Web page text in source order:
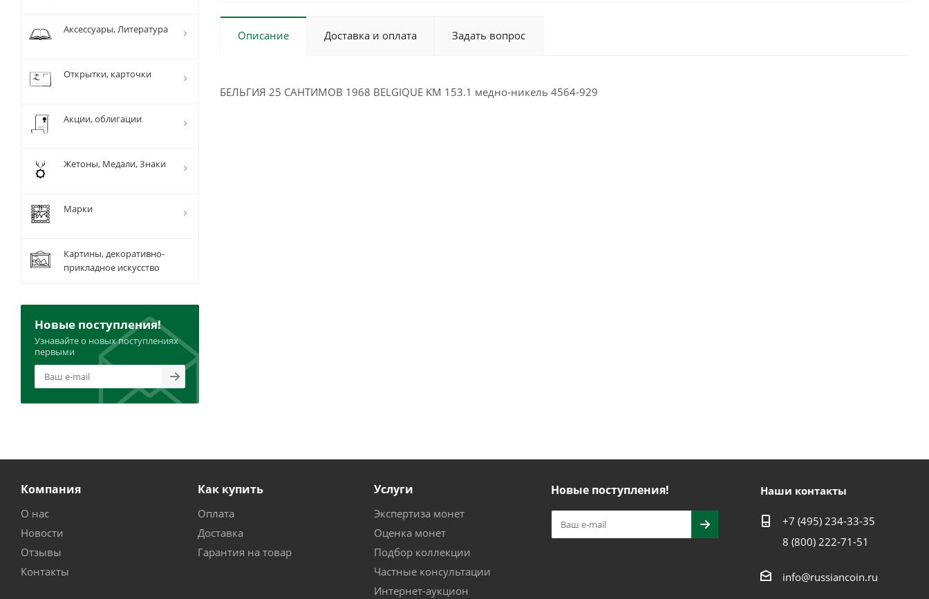
Описание Доставка и оплата Задать вопрос
БЕЛЬГИЯ 25 САНТИМОВ 1968 BELGIQUE KM 153.1 медно-никель 4564-929
Аксессуары, Литература
Открытки, карточки
Акции, облигации
Жетоны, Медали, Знаки
Марки
Картины, декоративно-
прикладное искусство
Новые поступления!
Узнавайте о новых поступлениях
первыми
Компания
О нас
Новости
Отзывы
Контакты
Как купить
Оплата
Доставка
Гарантия на товар
Услуги
Экспертиза монет
Оценка монет
Подбор коллекции
Частные консультации
Интернет-аукцион
Новые поступления! Наши контакты
+7 (495) 234-33-35
8 (800) 222-71-51
info@russiancoin.ru